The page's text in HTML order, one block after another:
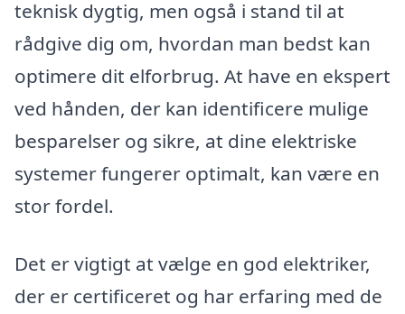
teknisk dygtig, men også i stand til at
rådgive dig om, hvordan man bedst kan
optimere dit elforbrug. At have en ekspert
ved hånden, der kan identificere mulige
besparelser og sikre, at dine elektriske
systemer fungerer optimalt, kan være en
stor fordel.
Det er vigtigt at vælge en god elektriker,
der er certificeret og har erfaring med de